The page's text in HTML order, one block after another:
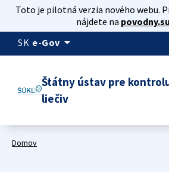
Toto je pilotná verzia nového webu.
nájdete na
SK e-Gov arrow_drop_down
Štátny ústav pre
liečiv
Domov